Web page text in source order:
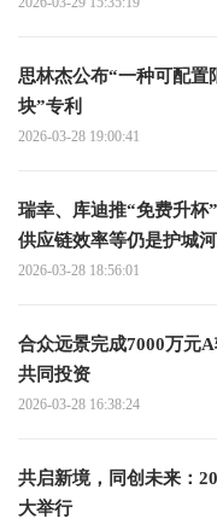
思林杰公布“一种可配置
块”专利
2026-03-28 19:00:41
瑞幸、库迪推“免费升杯
供应链效率等仍是护城
2026-03-28 18:56:01
合众远景完成7000万元
共同投资
2026-03-28 16:38:24
共启新境，同创未来：
大举行